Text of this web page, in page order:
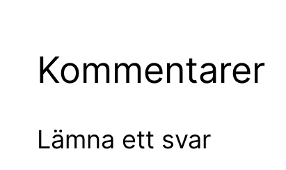
Kommentarer
Lämna ett svar